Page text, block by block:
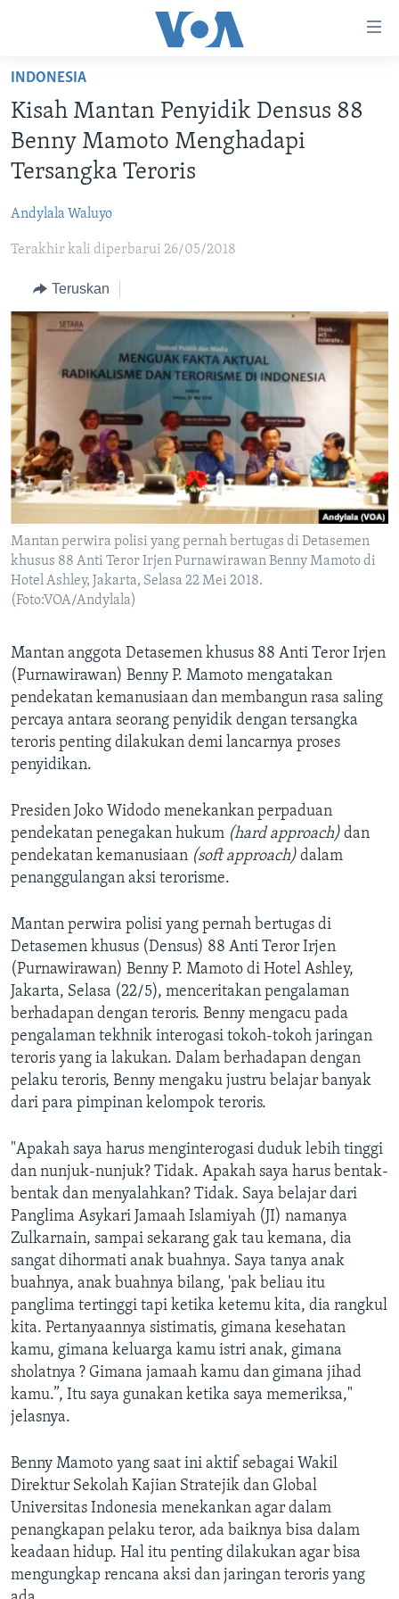
Akses
Lanjut
ke
Konten
Utama
ke
Utama
Lanjut
Pencarian
BERANDA
VIDEO
DAFTAR PROGRAM
IKUTI KAMI
Bahasa-bahasa
INDONESIA
Kisah Mantan Penyidik Densus 88
Benny Mamoto Menghadapi
Tersangka Teroris
Andylala Waluyo
Terakhir kali diperbarui 26/05/2018
Teruskan
Mantan perwira polisi yang pernah bertugas di Detasemen
khusus 88 Anti Teror Irjen Purnawirawan Benny Mamoto di
Hotel Ashley, Jakarta, Selasa 22 Mei 2018.
(Foto:VOA/Andylala)
Mantan anggota Detasemen khusus 88 Anti Teror Irjen
(Purnawirawan) Benny P. Mamoto mengatakan
pendekatan kemanusiaan dan membangun rasa saling
percaya antara seorang penyidik dengan tersangka
teroris penting dilakukan demi lancarnya proses
penyidikan.
Presiden Joko Widodo menekankan perpaduan
pendekatan penegakan hukum (hard approach) dan
pendekatan kemanusiaan (soft approach) dalam
penanggulangan aksi terorisme.
Mantan perwira polisi yang pernah bertugas di
Detasemen khusus (Densus) 88 Anti Teror Irjen
(Purnawirawan) Benny P. Mamoto di Hotel Ashley,
Jakarta, Selasa (22/5), menceritakan pengalaman
berhadapan dengan teroris. Benny mengacu pada
pengalaman tekhnik interogasi tokoh-tokoh jaringan
teroris yang ia lakukan. Dalam berhadapan dengan
pelaku teroris, Benny mengaku justru belajar banyak
dari para pimpinan kelompok teroris.
"Apakah saya harus menginterogasi duduk lebih tinggi
dan nunjuk-nunjuk? Tidak. Apakah saya harus bentak-
bentak dan menyalahkan? Tidak. Saya belajar dari
Panglima Asykari Jamaah Islamiyah (JI) namanya
Zulkarnain, sampai sekarang gak tau kemana, dia
sangat dihormati anak buahnya. Saya tanya anak
buahnya, anak buahnya bilang, 'pak beliau itu
panglima tertinggi tapi ketika ketemu kita, dia rangkul
kita. Pertanyaannya sistimatis, gimana kesehatan
kamu, gimana keluarga kamu istri anak, gimana
sholatnya ? Gimana jamaah kamu dan gimana jihad
kamu.”, Itu saya gunakan ketika saya memeriksa,"
jelasnya.
Benny Mamoto yang saat ini aktif sebagai Wakil
Direktur Sekolah Kajian Stratejik dan Global
Universitas Indonesia menekankan agar dalam
penangkapan pelaku teror, ada baiknya bisa dalam
keadaan hidup. Hal itu penting dilakukan agar bisa
mengungkap rencana aksi dan jaringan teroris yang